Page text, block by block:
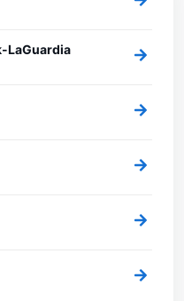
LaGuardia